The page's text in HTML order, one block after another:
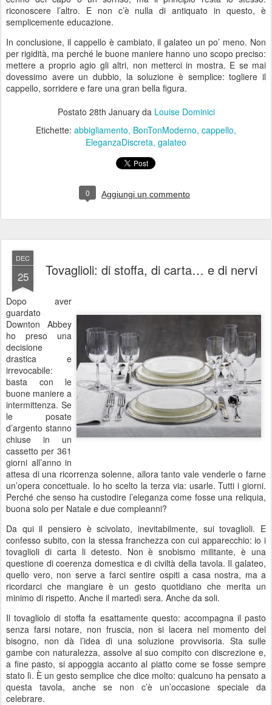
riconoscere l’altro. E non c’è nulla di antiquato in questo, è
semplicemente educazione.
In conclusione, il cappello è cambiato, il galateo un po’ meno. Non
per rigidità, ma perché le buone maniere hanno uno scopo preciso:
mettere a proprio agio gli altri, non metterci in mostra. E se mai
dovessimo avere un dubbio, la soluzione è semplice: togliere il
cappello, sorridere e fare una gran bella figura.
Postato 28th Januaryda Louise Dominici
Etichette: abbigliamento BonTonModerno cappello
EleganzaDiscreta galateo
0 Aggiungi un commento
DEC
25 Tovaglioli: di stoffa, di carta… e di nervi
Dopo aver
guardato
Downton Abbey
ho preso una
decisione
drastica e
irrevocabile:
basta con le
buone maniere a
intermittenza. Se
le posate
d’argento stanno
chiuse in un
cassetto per 361
giorni all’anno in
attesa di una ricorrenza solenne, allora tanto vale venderle o farne
un’opera concettuale. Io ho scelto la terza via: usarle. Tutti i giorni.
Perché che senso ha custodire l’eleganza come fosse una reliquia,
buona solo per Natale e due compleanni?
Da qui il pensiero è scivolato, inevitabilmente, sui tovaglioli. E
confesso subito, con la stessa franchezza con cui apparecchio: io i
tovaglioli di carta li detesto. Non è snobismo militante, è una
questione di coerenza domestica e di civiltà della tavola. Il galateo,
quello vero, non serve a farci sentire ospiti a casa nostra, ma a
ricordarci che mangiare è un gesto quotidiano che merita un
minimo di rispetto. Anche il martedì sera. Anche da soli.
Il tovagliolo di stoffa fa esattamente questo: accompagna il pasto
senza farsi notare, non fruscia, non si lacera nel momento del
bisogno, non dà l’idea di una soluzione provvisoria. Sta sulle
gambe con naturalezza, assolve al suo compito con discrezione e,
a fine pasto, si appoggia accanto al piatto come se fosse sempre
stato lì. È un gesto semplice che dice molto: qualcuno ha pensato a
questa tavola, anche se non c’è un’occasione speciale da
celebrare.